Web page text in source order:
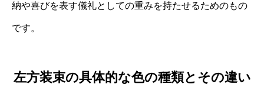
納や喜びを表す儀礼としての重みを持たせるためのもの
です。
左方装束の具体的な色の種類とその違い